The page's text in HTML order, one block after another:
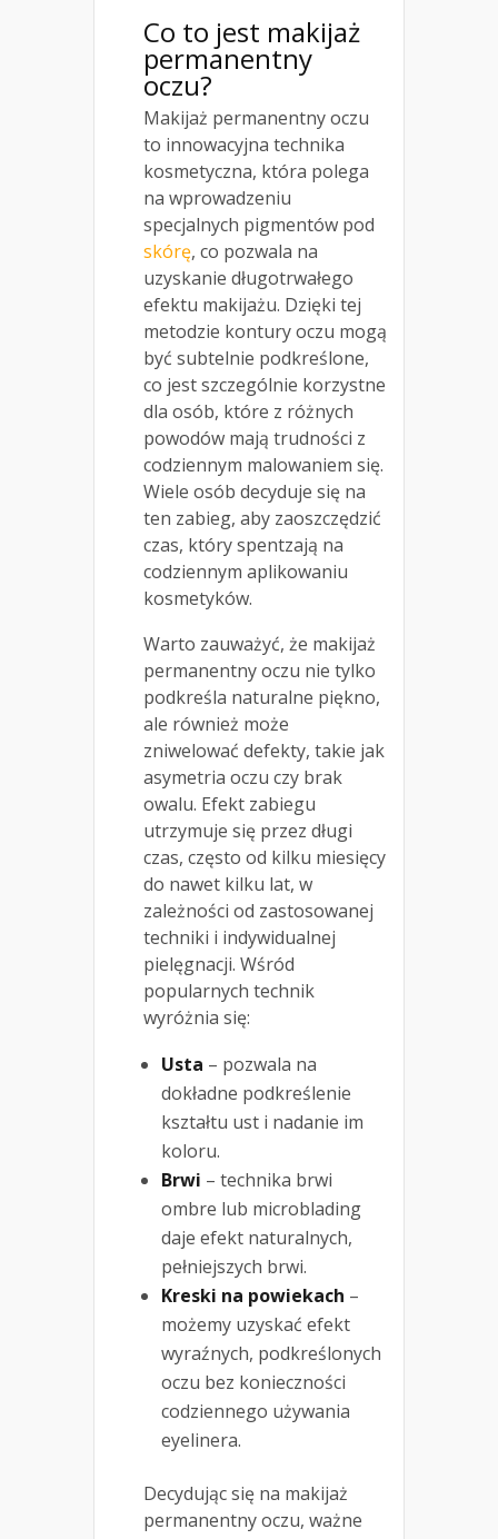
Co to jest makijaż
permanentny
oczu?
Makijaż permanentny oczu
to innowacyjna technika
kosmetyczna, która polega
na wprowadzeniu
specjalnych pigmentów pod
skórę, co pozwala na
uzyskanie długotrwałego
efektu makijażu. Dzięki tej
metodzie kontury oczu mogą
być subtelnie podkreślone,
co jest szczególnie korzystne
dla osób, które z różnych
powodów mają trudności z
codziennym malowaniem się.
Wiele osób decyduje się na
ten zabieg, aby zaoszczędzić
czas, który spentzają na
codziennym aplikowaniu
kosmetyków.
Warto zauważyć, że makijaż
permanentny oczu nie tylko
podkreśla naturalne piękno,
ale również może
zniwelować defekty, takie jak
asymetria oczu czy brak
owalu. Efekt zabiegu
utrzymuje się przez długi
czas, często od kilku miesięcy
do nawet kilku lat, w
zależności od zastosowanej
techniki i indywidualnej
pielęgnacji. Wśród
popularnych technik
wyróżnia się:
Usta – pozwala na
dokładne podkreślenie
kształtu ust i nadanie im
koloru.
Brwi – technika brwi
ombre lub microblading
daje efekt naturalnych,
pełniejszych brwi.
Kreski na powiekach –
możemy uzyskać efekt
wyraźnych, podkreślonych
oczu bez konieczności
codziennego używania
eyelinera.
Decydując się na makijaż
permanentny oczu, ważne